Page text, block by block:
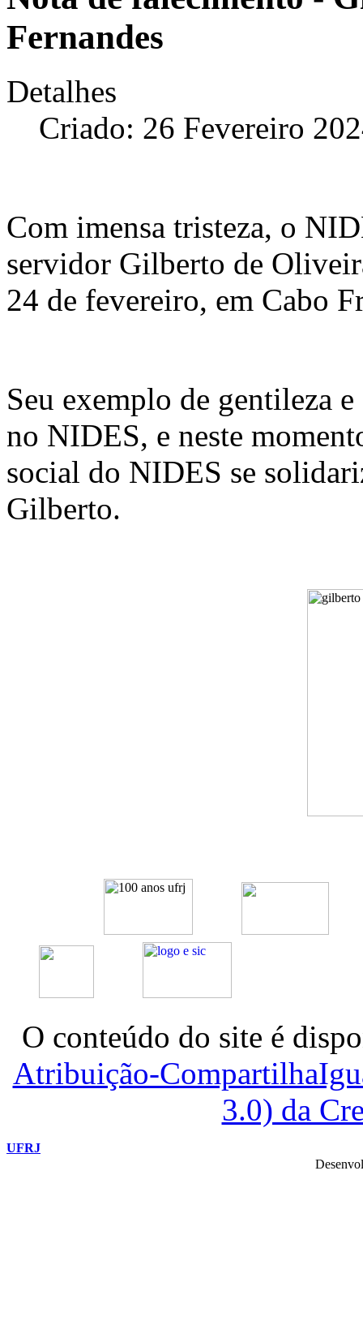
Fernandes
Detalhes
Criado: 26 Fevereiro
Com imensa tristeza, o
servidor Gilberto de
24 de fevereiro, em Cabo
Seu exemplo de gentileza
no NIDES, e neste
social do NIDES se
Gilberto.
O conteúdo do site é
Atribuição-
3.0) da
UFRJ